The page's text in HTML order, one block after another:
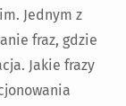
Jednym z
fraz, gdzie
Jakie frazy